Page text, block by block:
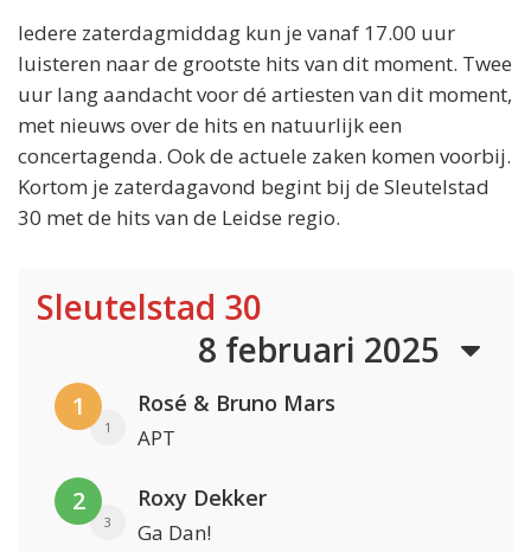
Iedere zaterdagmiddag kun je vanaf 17.00 uur
luisteren naar de grootste hits van dit moment. Twee
uur lang aandacht voor dé artiesten van dit moment,
met nieuws over de hits en natuurlijk een
concertagenda. Ook de actuele zaken komen voorbij.
Kortom je zaterdagavond begint bij de Sleutelstad
30 met de hits van de Leidse regio.
Sleutelstad 30
8 februari 2025
1
1
Rosé & Bruno Mars
APT
2
3
Roxy Dekker
Ga Dan!